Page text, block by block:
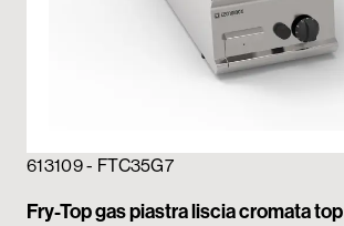
613109 - FTC35G7
Fry-Top gas piastra liscia cromata top